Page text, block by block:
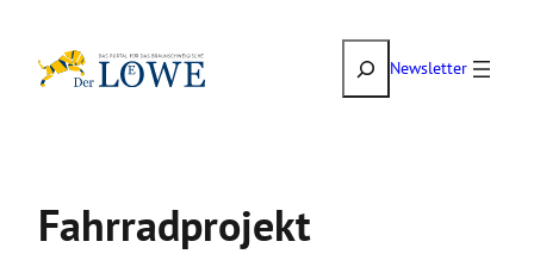
Inhalt
SuchenNewsletter
Fahrradprojekt